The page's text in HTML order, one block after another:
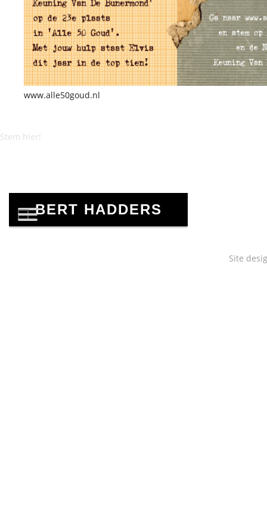
www.alle50goud.nl
Stem hier!
Site